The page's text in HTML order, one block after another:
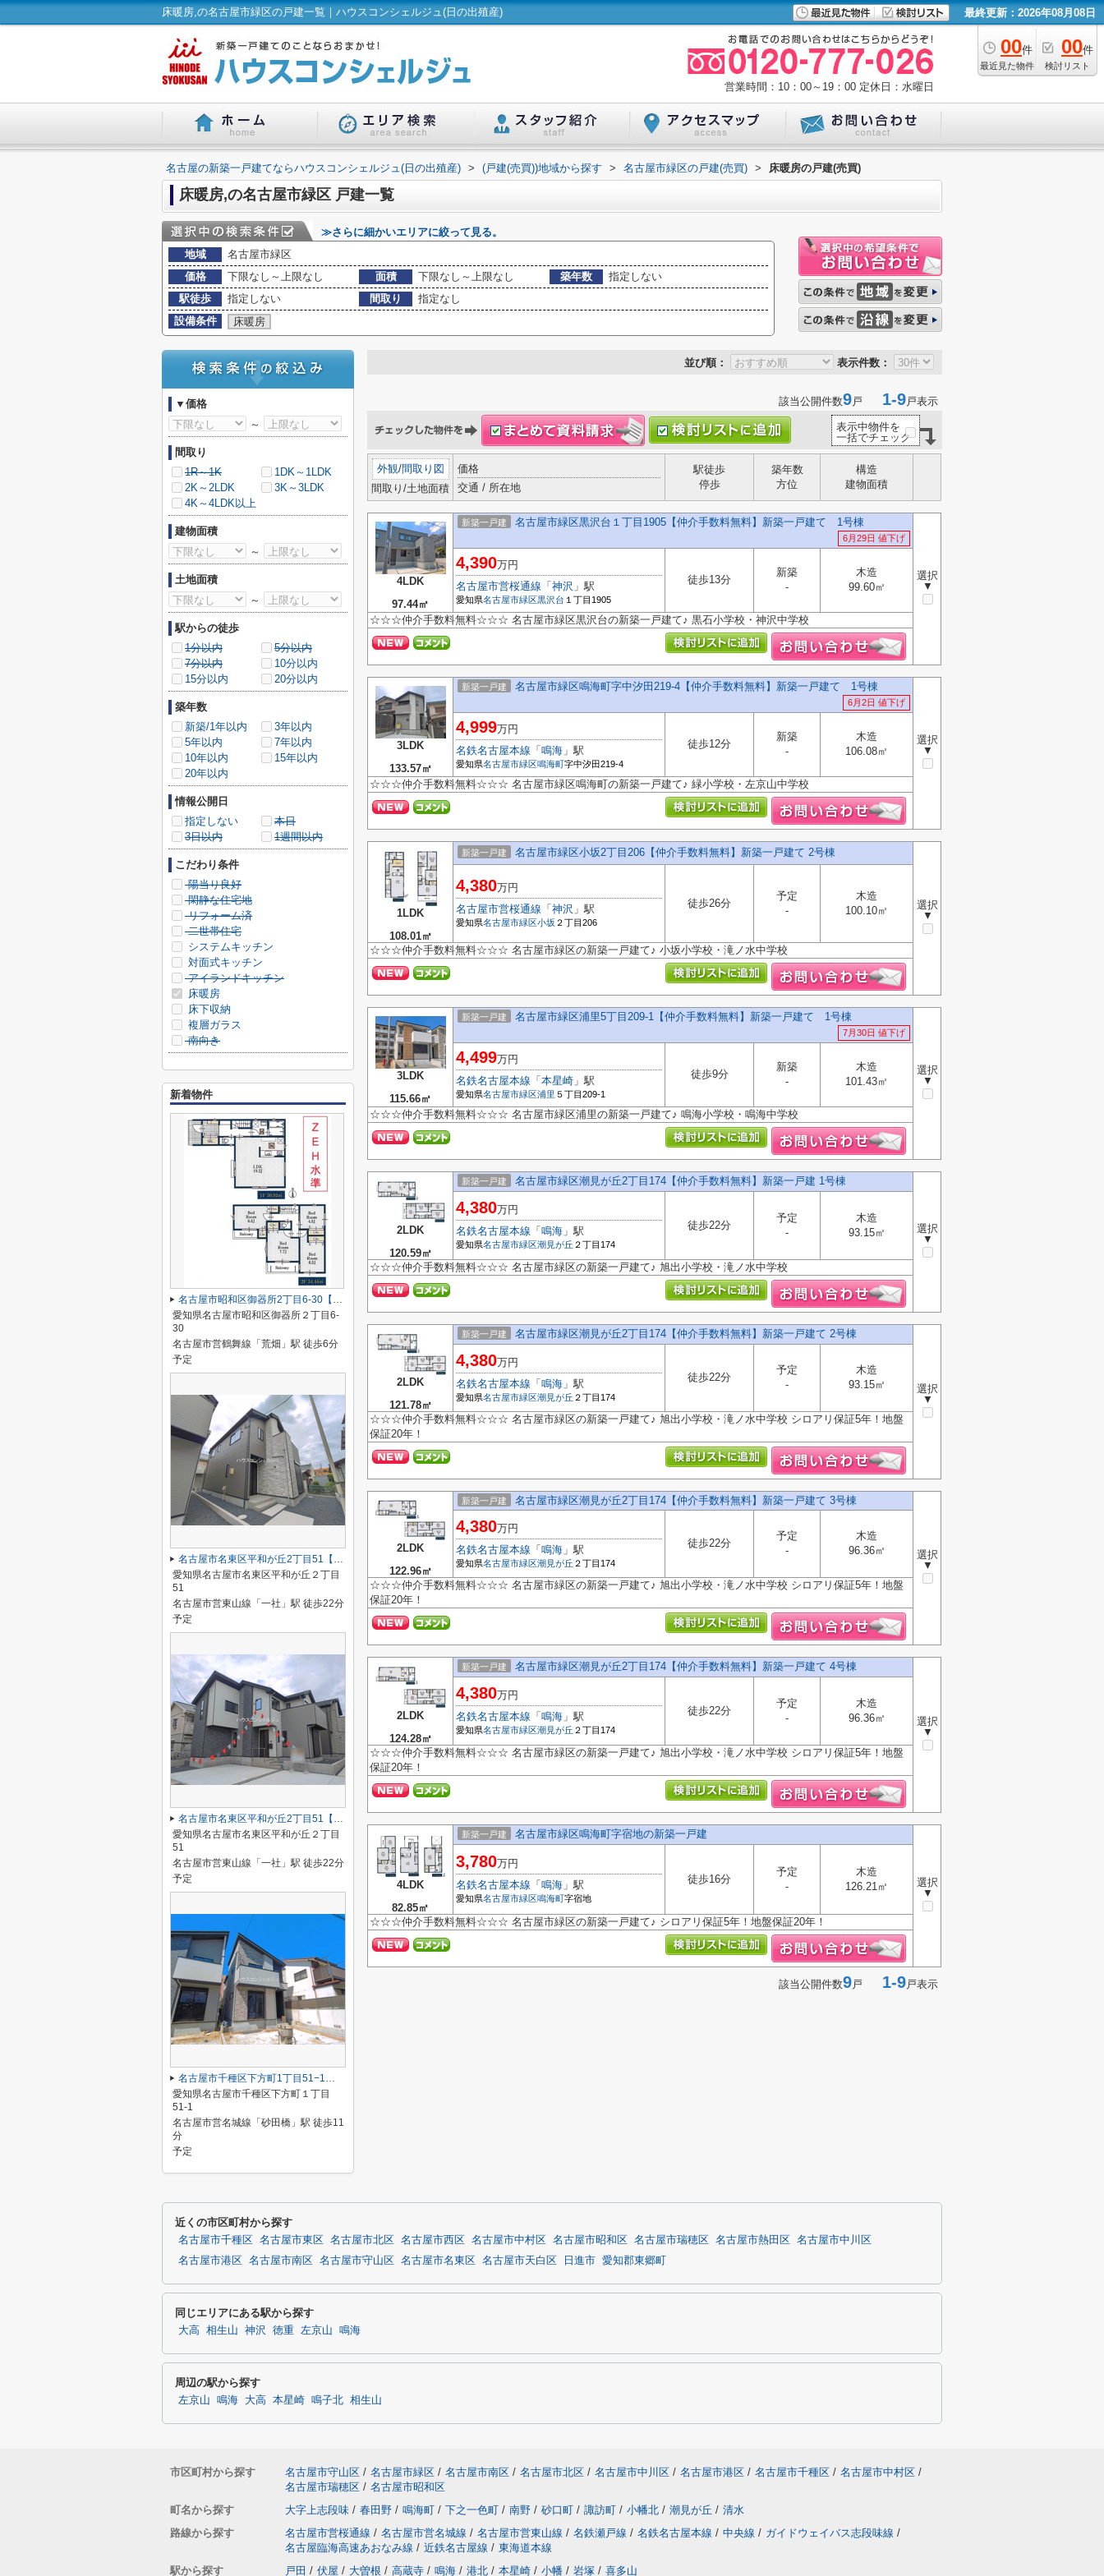
床暖房,の名古屋市緑区の戸建一覧｜ハウスコンシェルジュ(日の出殖産) 最終更新：2026年08月08日
00件
最近見た物件
00件
検討リスト
営業時間：10：00～19：00 定休日：水曜日
名古屋の新築一戸建てならハウスコンシェルジュ(日の出殖産) > (戸建(売買))地域から探す > 名古屋市緑区の戸建(売買) > 床暖房の戸建(売買)
床暖房,の名古屋市緑区 戸建一覧
≫さらに細かいエリアに絞って見る。
地域
名古屋市緑区
価格
下限なし～上限なし 面積 下限なし～上限なし 築年数
指定しない
駅徒歩
指定しない 間取り
指定なし
設備条件
床暖房
並び順： 表示件数：
該当公開件数9戸 1-9戸表示
表示中物件を
一括でチェック
外観/間取り図
間取り/土地面積
価格
交通 / 所在地
駅徒歩
停歩
築年数
方位
構造
建物面積
4LDK
97.44㎡
新築一戸建 名古屋市緑区黒沢台１丁目1905【仲介手数料無料】新築一戸建て 1号棟
6月29日 値下げ
選択
▼
4,390万円
名古屋市営桜通線 「 神沢 」駅
愛知県名古屋市緑区黒沢台 １丁目1905
徒歩13分
新築
-
木造
99.60㎡
☆☆☆仲介手数料無料☆☆☆ 名古屋市緑区黒沢台の新築一戸建て♪ 黒石小学校・神沢中学校
3LDK
133.57㎡
新築一戸建 名古屋市緑区鳴海町字中汐田219-4【仲介手数料無料】新築一戸建て 1号棟
6月2日 値下げ
選択
▼
4,999万円
名鉄名古屋本線 「 鳴海 」駅
愛知県名古屋市緑区鳴海町字中汐田219-4
徒歩12分
新築
-
木造
106.08㎡
☆☆☆仲介手数料無料☆☆☆ 名古屋市緑区鳴海町の新築一戸建て♪ 緑小学校・左京山中学校
1LDK
108.01㎡
新築一戸建 名古屋市緑区小坂2丁目206【仲介手数料無料】新築一戸建て 2号棟
選択
▼
4,380万円
名古屋市営桜通線 「 神沢 」駅
愛知県名古屋市緑区小坂 ２丁目206
徒歩26分
予定
-
木造
100.10㎡
☆☆☆仲介手数料無料☆☆☆ 名古屋市緑区の新築一戸建て♪ 小坂小学校・滝ノ水中学校
3LDK
115.66㎡
新築一戸建 名古屋市緑区浦里5丁目209-1【仲介手数料無料】新築一戸建て 1号棟
7月30日 値下げ
選択
▼
4,499万円
名鉄名古屋本線 「 本星崎 」駅
愛知県名古屋市緑区浦里 ５丁目209-1
徒歩9分
新築
-
木造
101.43㎡
☆☆☆仲介手数料無料☆☆☆ 名古屋市緑区浦里の新築一戸建て♪ 鳴海小学校・鳴海中学校
2LDK
120.59㎡
新築一戸建 名古屋市緑区潮見が丘2丁目174【仲介手数料無料】新築一戸建 1号棟
選択
▼
4,380万円
名鉄名古屋本線 「 鳴海 」駅
愛知県名古屋市緑区潮見が丘 ２丁目174
徒歩22分
予定
-
木造
93.15㎡
☆☆☆仲介手数料無料☆☆☆ 名古屋市緑区の新築一戸建て♪ 旭出小学校・滝ノ水中学校
2LDK
121.78㎡
新築一戸建 名古屋市緑区潮見が丘2丁目174【仲介手数料無料】新築一戸建て 2号棟
選択
▼
4,380万円
名鉄名古屋本線 「 鳴海 」駅
愛知県名古屋市緑区潮見が丘 ２丁目174
徒歩22分
予定
-
木造
93.15㎡
☆☆☆仲介手数料無料☆☆☆ 名古屋市緑区の新築一戸建て♪ 旭出小学校・滝ノ水中学校 シロアリ保証5年！地盤
保証20年！
2LDK
122.96㎡
新築一戸建 名古屋市緑区潮見が丘2丁目174【仲介手数料無料】新築一戸建て 3号棟
選択
▼
4,380万円
名鉄名古屋本線 「 鳴海 」駅
愛知県名古屋市緑区潮見が丘 ２丁目174
徒歩22分
予定
-
木造
96.36㎡
☆☆☆仲介手数料無料☆☆☆ 名古屋市緑区の新築一戸建て♪ 旭出小学校・滝ノ水中学校 シロアリ保証5年！地盤
保証20年！
2LDK
124.28㎡
新築一戸建 名古屋市緑区潮見が丘2丁目174【仲介手数料無料】新築一戸建て 4号棟
選択
▼
4,380万円
名鉄名古屋本線 「 鳴海 」駅
愛知県名古屋市緑区潮見が丘 ２丁目174
徒歩22分
予定
-
木造
96.36㎡
☆☆☆仲介手数料無料☆☆☆ 名古屋市緑区の新築一戸建て♪ 旭出小学校・滝ノ水中学校 シロアリ保証5年！地盤
保証20年！
4LDK
82.85㎡
新築一戸建 名古屋市緑区鳴海町字宿地の新築一戸建
選択
▼
3,780万円
名鉄名古屋本線 「 鳴海 」駅
愛知県名古屋市緑区鳴海町字宿地
徒歩16分
予定
-
木造
126.21㎡
☆☆☆仲介手数料無料☆☆☆ 名古屋市緑区の新築一戸建て♪ シロアリ保証5年！地盤保証20年！
該当公開件数9戸 1-9戸表示
▼価格
～
間取り
1R～1K
1DK～1LDK
2K～2LDK
3K～3LDK
4K～4LDK以上
建物面積
～
土地面積
～
駅からの徒歩
1分以内
5分以内
7分以内
10分以内
15分以内
20分以内
築年数
新築/1年以内
3年以内
5年以内
7年以内
10年以内
15年以内
20年以内
情報公開日
指定しない
本日
3日以内
1週間以内
こだわり条件
陽当り良好
閑静な住宅地
リフォーム済
二世帯住宅
システムキッチン
対面式キッチン
アイランドキッチン
床暖房
床下収納
複層ガラス
南向き
新着物件
名古屋市昭和区御器所2丁目6-30【仲介手数料無料】新築一戸建て 】
愛知県名古屋市昭和区御器所２丁目6-
30
名古屋市営鶴舞線「荒畑」駅 徒歩6分
予定
名古屋市名東区平和が丘2丁目51【仲介手数料無料】新築一戸建て 2号棟
愛知県名古屋市名東区平和が丘２丁目
51
名古屋市営東山線「一社」駅 徒歩22分
予定
名古屋市名東区平和が丘2丁目51【仲介手数料無料】新築一戸建て 1号棟
愛知県名古屋市名東区平和が丘２丁目
51
名古屋市営東山線「一社」駅 徒歩22分
予定
名古屋市千種区下方町1丁目51−1【仲介手数料無料】新築一戸建て 2号棟
愛知県名古屋市千種区下方町１丁目
51-1
名古屋市営名城線「砂田橋」駅 徒歩11
分
予定
近くの市区町村から探す
名古屋市千種区 名古屋市東区 名古屋市北区 名古屋市西区 名古屋市中村区 名古屋市昭和区 名古屋市瑞穂区 名古屋市熱田区
名古屋市中川区
名古屋市港区
名古屋市南区 名古屋市守山区 名古屋市名東区 名古屋市天白区 日進市 愛知郡東郷町
同じエリアにある駅から探す
大高 相生山 神沢 徳重 左京山 鳴海
周辺の駅から探す
左京山 鳴海 大高 本星崎 鳴子北 相生山
市区町村から探す 名古屋市守山区 / 名古屋市緑区 / 名古屋市南区 / 名古屋市北区 / 名古屋市中川区 / 名古屋市港区 / 名古屋市千種区 / 名古屋市中村区 /
名古屋市瑞穂区 / 名古屋市昭和区
町名から探す
大字上志段味 / 春田野 / 鳴海町 / 下之一色町 / 南野 / 砂口町 / 諏訪町 / 小幡北 / 潮見が丘 / 清水
路線から探す
名古屋市営桜通線 / 名古屋市営名城線 / 名古屋市営東山線 / 名鉄瀬戸線 / 名鉄名古屋本線 / 中央線 / ガイドウェイバス志段味線 /
名古屋臨海高速あおなみ線 / 近鉄名古屋線 / 東海道本線
駅から探す
戸田 / 伏屋 / 大曽根 / 高蔵寺 / 鳴海 / 港北 / 本星崎 / 小幡 / 岩塚 / 喜多山